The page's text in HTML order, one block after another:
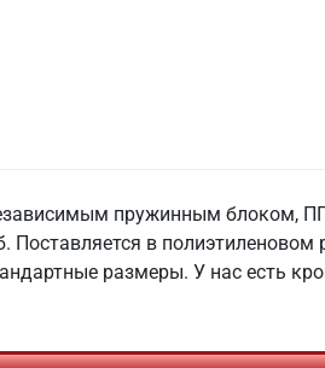
пружинным блоком,
в полиэтиленовом
размеры. У нас есть